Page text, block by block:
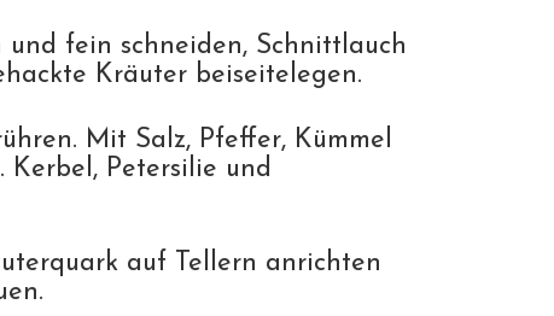
fein schneiden, Schnittlauch
Kräuter beiseitelegen.
Mit Salz, Pfeffer, Kümmel
Kerbel, Petersilie und
auf Tellern anrichten